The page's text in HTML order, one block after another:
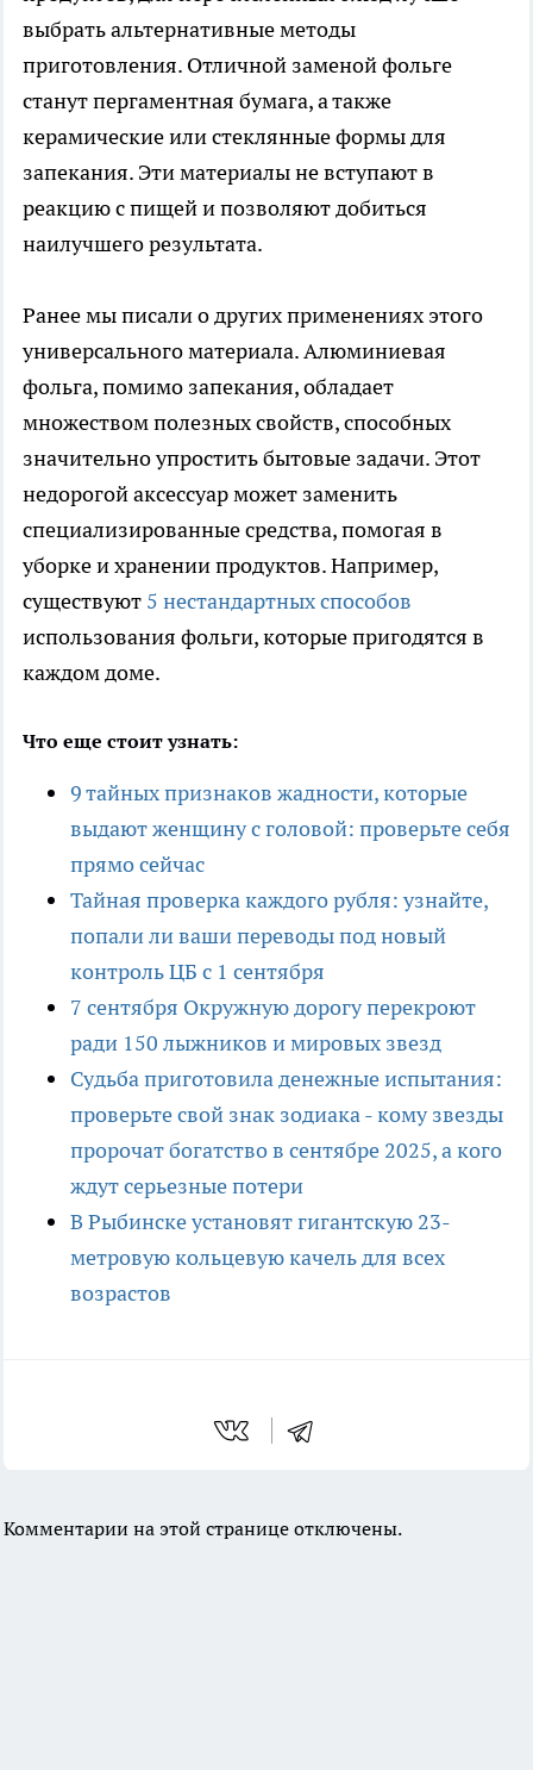
выбрать альтернативные методы
приготовления. Отличной заменой фольге
станут пергаментная бумага, а также
керамические или стеклянные формы для
запекания. Эти материалы не вступают в
реакцию с пищей и позволяют добиться
наилучшего результата.
Ранее мы писали о других применениях этого
универсального материала. Алюминиевая
фольга, помимо запекания, обладает
множеством полезных свойств, способных
значительно упростить бытовые задачи. Этот
недорогой аксессуар может заменить
специализированные средства, помогая в
уборке и хранении продуктов. Например,
существуют 5 нестандартных способов
использования фольги, которые пригодятся в
каждом доме.
Что еще стоит узнать:
9 тайных признаков жадности, которые
выдают женщину с головой: проверьте себя
прямо сейчас
Тайная проверка каждого рубля: узнайте,
попали ли ваши переводы под новый
контроль ЦБ с 1 сентября
7 сентября Окружную дорогу перекроют
ради 150 лыжников и мировых звезд
Судьба приготовила денежные испытания:
проверьте свой знак зодиака - кому звезды
пророчат богатство в сентябре 2025, а кого
ждут серьезные потери
В Рыбинске установят гигантскую 23-
метровую кольцевую качель для всех
возрастов
Комментарии на этой странице отключены.